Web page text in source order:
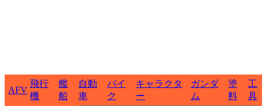
AFV
飛行
機
艦
船
自動
車
バイ
ク
キャラクタ
ー
ガンダ
ム
塗
料
工
具